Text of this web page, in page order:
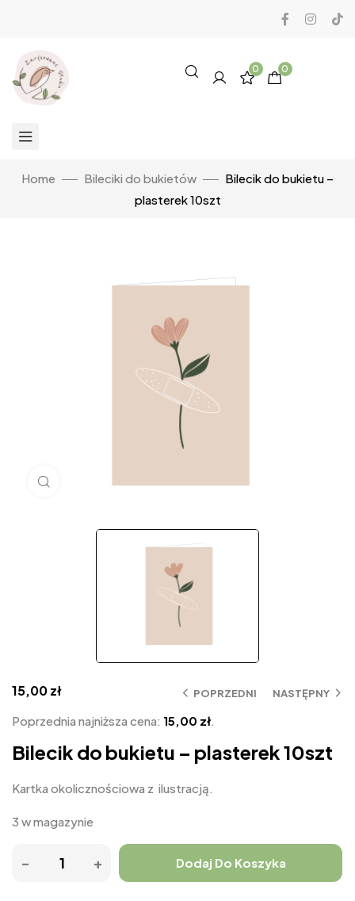
0 0
Home Bileciki do bukietów
Bilecik do bukietu –
plasterek 10szt
POPRZEDNI NASTĘPNY
15,00zł
Poprzednia najniższa cena: 15,00 zł.
Bilecik do bukietu – plasterek 10szt
Kartka okolicznościowa z ilustracją.
3 w magazynie
Dodaj Do Koszyka